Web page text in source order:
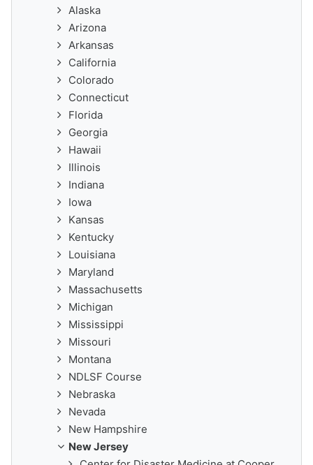
Alaska
Arizona
Arkansas
California
Colorado
Connecticut
Florida
Georgia
Hawaii
Illinois
Indiana
Iowa
Kansas
Kentucky
Louisiana
Maryland
Massachusetts
Michigan
Mississippi
Missouri
Montana
NDLSF Course
Nebraska
Nevada
New Hampshire
New Jersey